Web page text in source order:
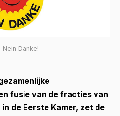
Nein Danke!
fusie van de fracties van
de Eerste Kamer, zet de